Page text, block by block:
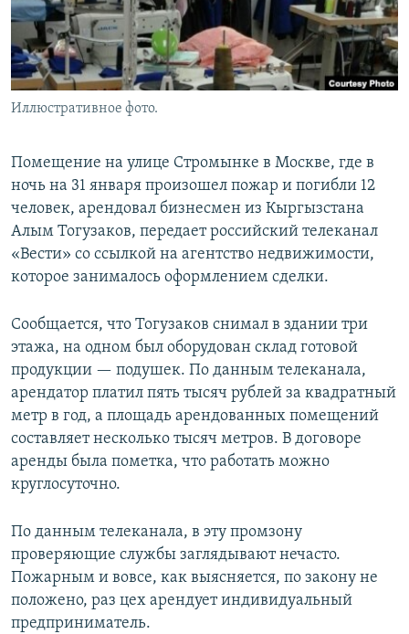
Иллюстративное фото.
Помещение на улице Стромынке в Москве, где в
ночь на 31 января произошел пожар и погибли 12
человек, арендовал бизнесмен из Кыргызстана
Алым Тогузаков, передает российский телеканал
«Вести» со ссылкой на агентство недвижимости,
которое занималось оформлением сделки.
Сообщается, что Тогузаков снимал в здании три
этажа, на одном был оборудован склад готовой
продукции — подушек. По данным телеканала,
арендатор платил пять тысяч рублей за квадратный
метр в год, а площадь арендованных помещений
составляет несколько тысяч метров. В договоре
аренды была пометка, что работать можно
круглосуточно.
По данным телеканала, в эту промзону
проверяющие службы заглядывают нечасто.
Пожарным и вовсе, как выясняется, по закону не
положено, раз цех арендует индивидуальный
предприниматель.